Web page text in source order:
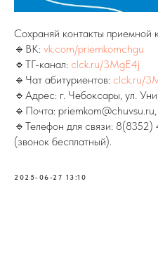
Сохраняй контакты приемной
🔹ВК: vk.com/priemkomchgu
🔹ТГ-канал: clck.ru/3MgE4j
🔹Чат абитуриентов: clck.ru/
🔹Адрес: г. Чебоксары, ул.
🔹Почта:
🔹Телефон для связи:
(звонок бесплатный).
2025-06-27 13:10